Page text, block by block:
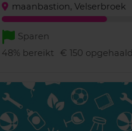
maanbastion, Velserbroek
Sparen
48% bereikt € 150 opgehaald